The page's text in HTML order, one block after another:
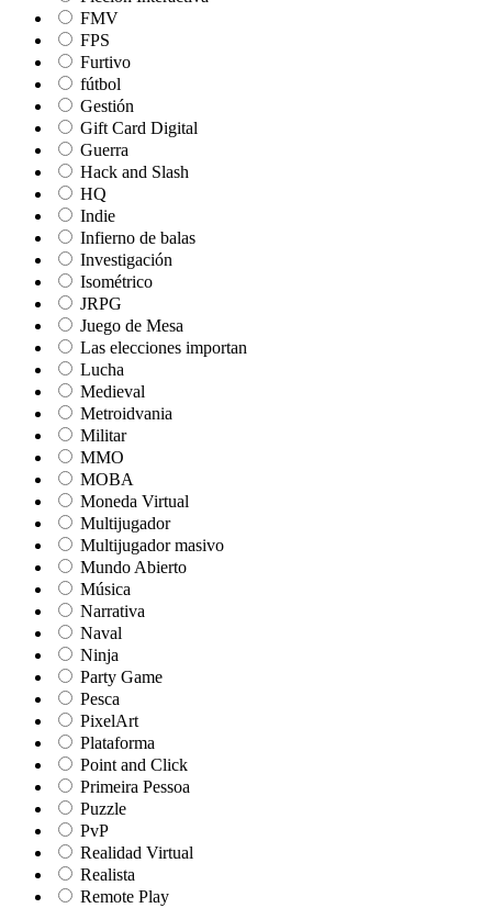
FMV
FPS
Furtivo
fútbol
Gestión
Gift Card Digital
Guerra
Hack and Slash
HQ
Indie
Infierno de balas
Investigación
Isométrico
JRPG
Juego de Mesa
Las elecciones importan
Lucha
Medieval
Metroidvania
Militar
MMO
MOBA
Moneda Virtual
Multijugador
Multijugador masivo
Mundo Abierto
Música
Narrativa
Naval
Ninja
Party Game
Pesca
PixelArt
Plataforma
Point and Click
Primeira Pessoa
Puzzle
PvP
Realidad Virtual
Realista
Remote Play